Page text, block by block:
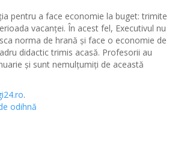
pentru a face economie la buget: trimite
vacanței. În acest fel, Executivul nu
norma de hrană și face o economie de
didactic trimis acasă. Profesorii au
și sunt nemulțumiți de această
.
odihnă